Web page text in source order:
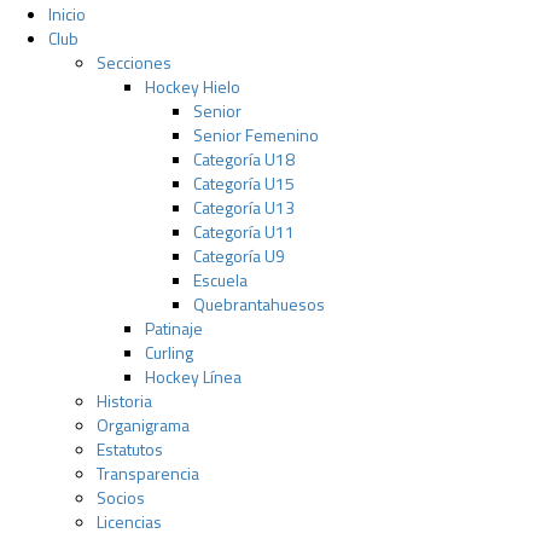
Inicio
Club
Secciones
Hockey Hielo
Senior
Senior Femenino
Categoría U18
Categoría U15
Categoría U13
Categoría U11
Categoría U9
Escuela
Quebrantahuesos
Patinaje
Curling
Hockey Línea
Historia
Organigrama
Estatutos
Transparencia
Socios
Licencias